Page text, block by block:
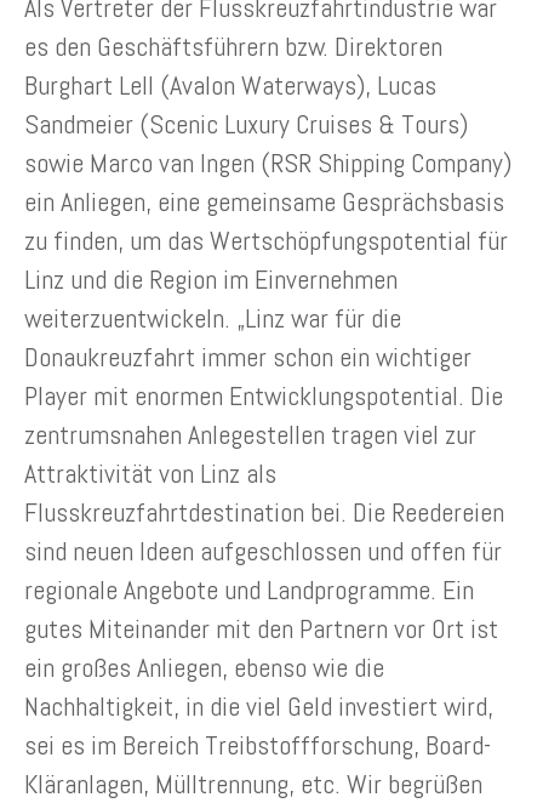
Als Vertreter der Flusskreuzfahrtindustrie war
es den Geschäftsführern bzw. Direktoren
Burghart Lell (Avalon Waterways), Lucas
Sandmeier (Scenic Luxury Cruises & Tours)
sowie Marco van Ingen (RSR Shipping Company)
ein Anliegen, eine gemeinsame Gesprächsbasis
zu finden, um das Wertschöpfungspotential für
Linz und die Region im Einvernehmen
weiterzuentwickeln. „Linz war für die
Donaukreuzfahrt immer schon ein wichtiger
Player mit enormen Entwicklungspotential. Die
zentrumsnahen Anlegestellen tragen viel zur
Attraktivität von Linz als
Flusskreuzfahrtdestination bei. Die Reedereien
sind neuen Ideen aufgeschlossen und offen für
regionale Angebote und Landprogramme. Ein
gutes Miteinander mit den Partnern vor Ort ist
ein großes Anliegen, ebenso wie die
Nachhaltigkeit, in die viel Geld investiert wird,
sei es im Bereich Treibstoffforschung, Board-
Kläranlagen, Mülltrennung, etc. Wir begrüßen